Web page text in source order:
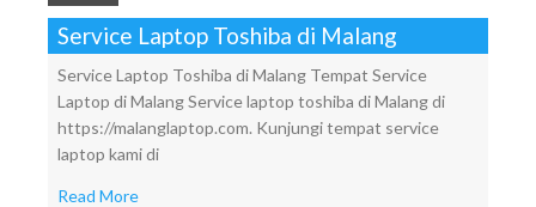
Service Laptop Toshiba di Malang
Service Laptop Toshiba di Malang Tempat Service
Laptop di Malang Service laptop toshiba di Malang di
https://malanglaptop.com. Kunjungi tempat service
laptop kami di
Read More